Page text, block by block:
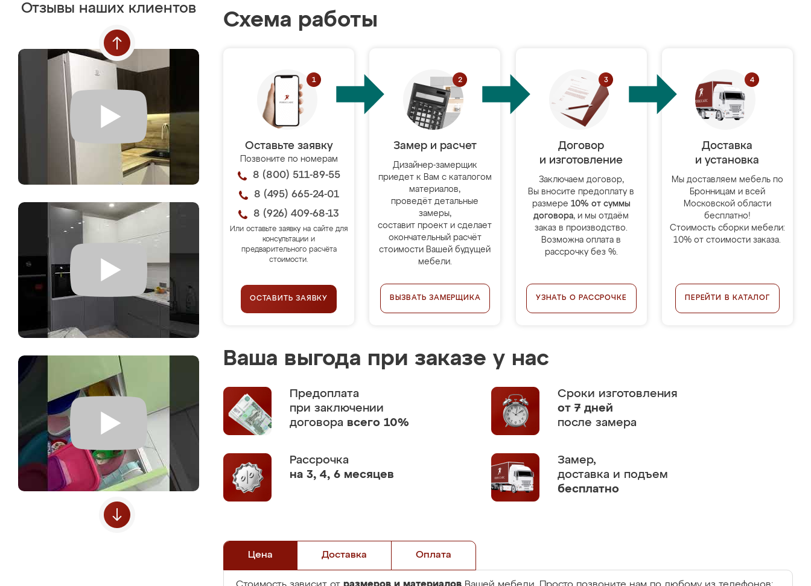
Отзывы наших клиентов
Схема работы
Оставьте заявку
Позвоните по номерам
8 (800) 511-89-55
8 (495) 665-24-01
8 (926) 409-68-13
Или оставьте заявку на сайте для
консультации и
предварительного расчёта
стоимости.
ОСТАВИТЬ ЗАЯВКУ
Замер и расчет
Дизайнер-замерщик
приедет к Вам с каталогом
материалов,
проведёт детальные
замеры,
составит проект и сделает
окончательный расчёт
стоимости Вашей будущей
мебели.
ВЫЗВАТЬ ЗАМЕРЩИКА
Договор
и изготовление
Заключаем договор,
Вы вносите предоплату в
размере 10% от суммы
договора, и мы отдаём
заказ в производство.
Возможна оплата в
рассрочку без %.
УЗНАТЬ О РАССРОЧКЕ
Доставка
и установка
Мы доставляем мебель по
Бронницам и всей
Московской области
бесплатно!
Стоимость сборки мебели:
10% от стоимости заказа.
ПЕРЕЙТИ В КАТАЛОГ
Ваша выгода при заказе у нас
Предоплата
при заключении
договора всего 10%
Сроки изготовления
от 7 дней
после замера
Рассрочка
на 3, 4, 6 месяцев
Замер,
доставка и подъем
бесплатно
Цена Доставка Оплата